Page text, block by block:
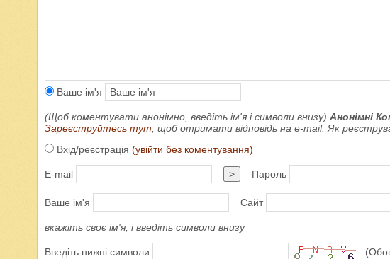
Ваше ім'я
(Щоб коментувати анонімно, введіть ім'я і символи внизу).Анонімні
Зареєструйтесь тут, щоб отримати відповідь на e-mail. Як
Вхід/реєстрація (увійти без коментування)
E-mail > Пароль
Ваше ім'я Сайт
вкажіть своє ім'я, і введіть символи внизу
Введіть нижні символи